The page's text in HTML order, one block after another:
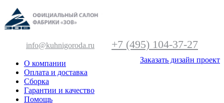
info@kuhnigoroda.ru +7 (495) 104-37-27
Заказать дизайн проект
О компании
Оплата и доставка
Сборка
Гарантии и качество
Помощь